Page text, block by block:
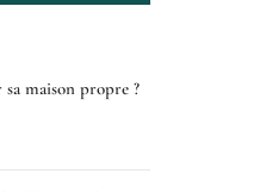
maison propre ?